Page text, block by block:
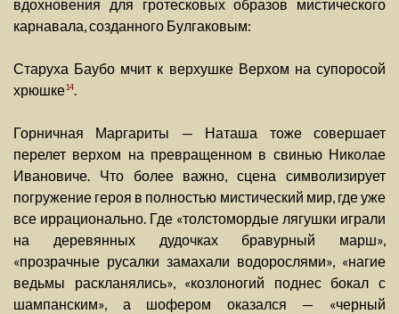
вдохновения для гротесковых образов мистического
карнавала, созданного Булгаковым:
Старуха Баубо мчит к верхушке Верхом на супоросой
хрюшке14.
Горничная Маргариты — Наташа тоже совершает
перелет верхом на превращенном в свинью Николае
Ивановиче. Что более важно, сцена символизирует
погружение героя в полностью мистический мир, где уже
все иррационально. Где «толстомордые лягушки играли
на деревянных дудочках бравурный марш»,
«прозрачные русалки замахали водорослями», «нагие
ведьмы раскланялись», «козлоногий поднес бокал с
шампанским», а шофером оказался — «черный